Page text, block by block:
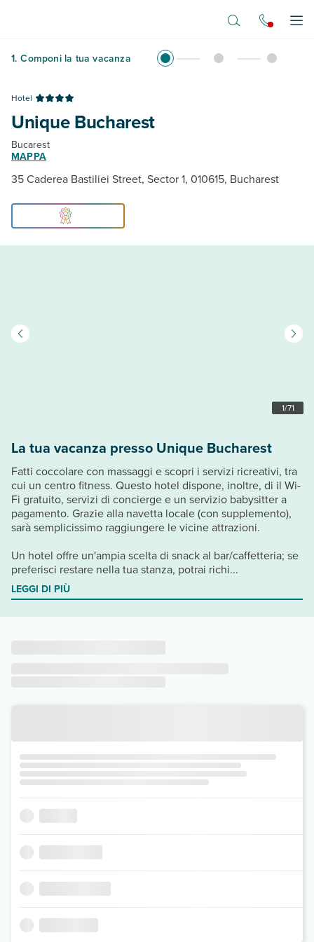
1. Componi la tua vacanza
Hotel
Unique Bucharest
Bucarest
MAPPA
35 Caderea Bastiliei Street, Sector 1, 010615, Bucharest
1/71
La tua vacanza presso Unique Bucharest
Fatti coccolare con massaggi e scopri i servizi ricreativi, tra
cui un centro fitness. Questo hotel dispone, inoltre, di il Wi-
Fi gratuito, servizi di concierge e un servizio babysitter a
pagamento. Grazie alla navetta locale (con supplemento),
sarà semplicissimo raggiungere le vicine attrazioni.
Un hotel offre un'ampia scelta di snack al bar/caffetteria; se
preferisci restare nella tua stanza, potrai richi...
LEGGI DI PIÙ